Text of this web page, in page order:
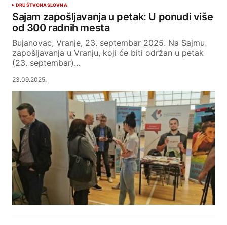
DRUŠTVONASLOVNA
Sajam zapošljavanja u petak: U ponudi više
od 300 radnih mesta
Bujanovac, Vranje, 23. septembar 2025. Na Sajmu
zapošljavanja u Vranju, koji će biti održan u petak
(23. septembar)…
23.09.2025.